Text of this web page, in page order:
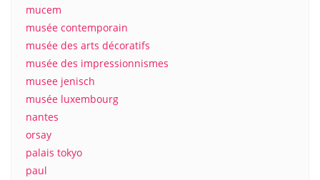
mucem
musée contemporain
musée des arts décoratifs
musée des impressionnismes
musee jenisch
musée luxembourg
nantes
orsay
palais tokyo
paul